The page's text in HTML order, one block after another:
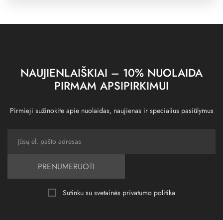
NAUJIENLAIŠKIAI – 10% NUOLAIDA
PIRMAM APSIPIRKIMUI
Pirmieji sužinokite apie nuolaidas, naujienas ir specialius pasiūlymus
PRENUMERUOTI
Sutinku su svetainės privatumo politika